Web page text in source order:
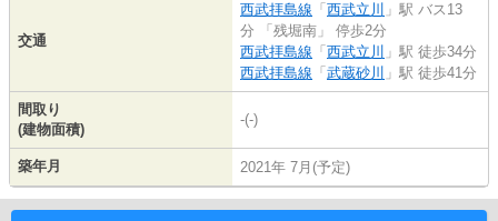
交通
西武拝島線 「 西武立川 」駅 バス13
分 「残堀南」 停歩2分
西武拝島線 「 西武立川 」駅 徒歩34分
西武拝島線 「 武蔵砂川 」駅 徒歩41分
間取り
(建物面積)
-(-)
築年月 2021年 7月(予定)